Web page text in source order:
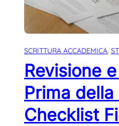
SCRITTURA ACCADEMICA,
Revisione
Prima
Checklist